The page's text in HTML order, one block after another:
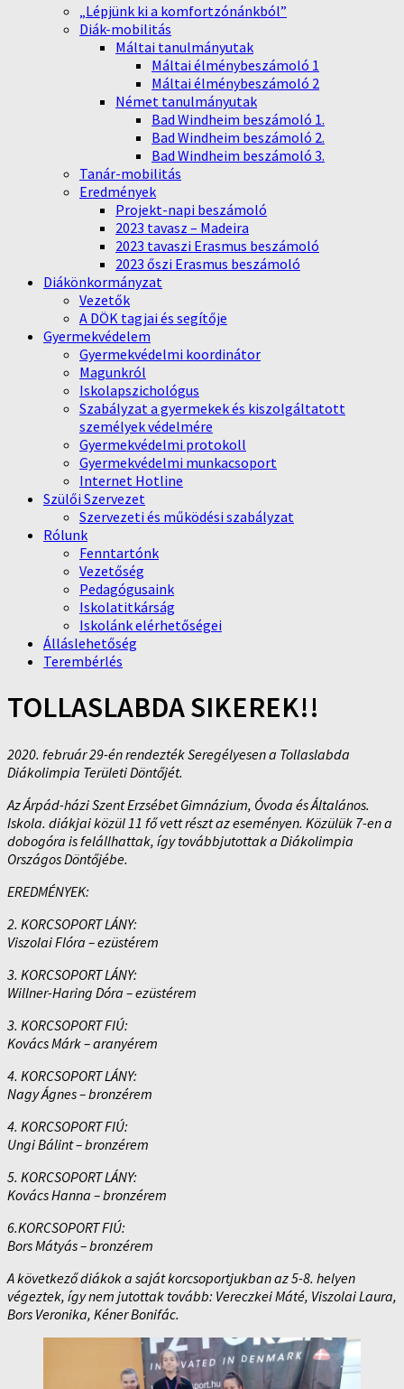
„Lépjünk ki a komfortzónánkból”
Diák-mobilitás
Máltai tanulmányutak
Máltai élménybeszámoló 1
Máltai élménybeszámoló 2
Német tanulmányutak
Bad Windheim beszámoló 1.
Bad Windheim beszámoló 2.
Bad Windheim beszámoló 3.
Tanár-mobilitás
Eredmények
Projekt-napi beszámoló
2023 tavasz – Madeira
2023 tavaszi Erasmus beszámoló
2023 őszi Erasmus beszámoló
Diákönkormányzat
Vezetők
A DÖK tagjai és segítője
Gyermekvédelem
Gyermekvédelmi koordinátor
Magunkról
Iskolapszichológus
Szabályzat a gyermekek és kiszolgáltatott
személyek védelmére
Gyermekvédelmi protokoll
Gyermekvédelmi munkacsoport
Internet Hotline
Szülői Szervezet
Szervezeti és működési szabályzat
Rólunk
Fenntartónk
Vezetőség
Pedagógusaink
Iskolatitkárság
Iskolánk elérhetőségei
Álláslehetőség
Terembérlés
TOLLASLABDA SIKEREK!!
2020. február 29-én rendezték Seregélyesen a Tollaslabda
Diákolimpia Területi Döntőjét.
Az Árpád-házi Szent Erzsébet Gimnázium, Óvoda és Általános.
Iskola. diákjai közül 11 fő vett részt az eseményen. Közülük 7-en a
dobogóra is felállhattak, így továbbjutottak a Diákolimpia
Országos Döntőjébe.
EREDMÉNYEK:
2. KORCSOPORT LÁNY:
Viszolai Flóra – ezüstérem
3. KORCSOPORT LÁNY:
Willner-Haring Dóra – ezüstérem
3. KORCSOPORT FIÚ:
Kovács Márk – aranyérem
4. KORCSOPORT LÁNY:
Nagy Ágnes – bronzérem
4. KORCSOPORT FIÚ:
Ungi Bálint – bronzérem
5. KORCSOPORT LÁNY:
Kovács Hanna – bronzérem
6.KORCSOPORT FIÚ:
Bors Mátyás – bronzérem
A következő diákok a saját korcsoportjukban az 5-8. helyen
végeztek, így nem jutottak tovább: Vereczkei Máté, Viszolai Laura,
Bors Veronika, Kéner Bonifác.